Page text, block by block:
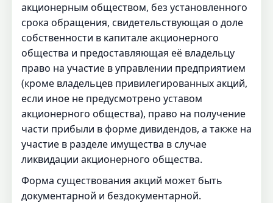
акционерным обществом, без установленного
срока обращения, свидетельствующая о доле
собственности в капитале акционерного
общества и предоставляющая её владельцу
право на участие в управлении предприятием
(кроме владельцев привилегированных акций,
если иное не предусмотрено уставом
акционерного общества), право на получение
части прибыли в форме дивидендов, а также на
участие в разделе имущества в случае
ликвидации акционерного общества.
Форма существования акций может быть
документарной и бездокументарной.